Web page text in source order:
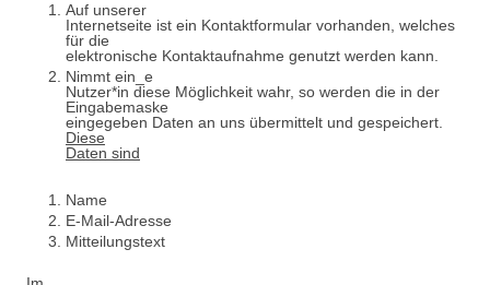
Auf unserer
Internetseite ist ein Kontaktformular vorhanden, welches
für die
elektronische Kontaktaufnahme genutzt werden kann.
Nimmt ein_e
Nutzer*in diese Möglichkeit wahr, so werden die in der
Eingabemaske
eingegeben Daten an uns übermittelt und gespeichert.
Diese
Daten sind
Name
E-Mail-Adresse
Mitteilungstext